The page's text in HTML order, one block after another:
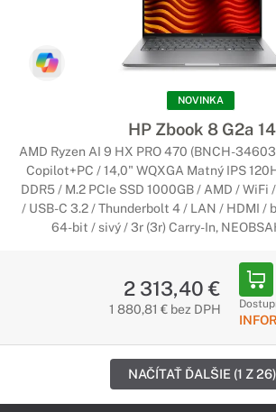
NOVINKA
HP Zbook 8 G2a 14
AMD Ryzen AI 9 HX PRO 470 (BNCH-
Copilot+PC / 14,0" WQXGA Matný IPS
DDR5 / M.2 PCIe SSD 1000GB / AMD / WiFi
/ USB-C 3.2 / Thunderbolt 4 / LAN / HDMI /
64-bit / sivý / 3r (3r) Carry-In,
2 313,40 €
1 880,81 € bez DPH
NAČÍTAŤ ĎALŠIE (1 Z 26)